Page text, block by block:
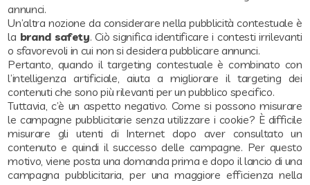
annunci.
Un’altra nozione da considerare nella pubblicità contestuale è
la brand safety. Ciò significa identificare i contesti irrilevanti
o sfavorevoli in cui non si desidera pubblicare annunci.
Pertanto, quando il targeting contestuale è combinato con
l’intelligenza artificiale, aiuta a migliorare il targeting dei
contenuti che sono più rilevanti per un pubblico specifico.
Tuttavia, c’è un aspetto negativo. Come si possono misurare
le campagne pubblicitarie senza utilizzare i cookie? È difficile
misurare gli utenti di Internet dopo aver consultato un
contenuto e quindi il successo delle campagne. Per questo
motivo, viene posta una domanda prima e dopo il lancio di una
campagna pubblicitaria, per una maggiore efficienza nella